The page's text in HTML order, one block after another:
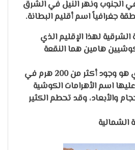
في الجنوب ونهر النيل في الشرق
جغرافياً اسم أقليم البطانة.
لهذا الإقليم الذي
هامين هما النقعة
أبرز ما يميز موقع مروي هو وجود أكثر من 200 هرم في
اسم الأهرامات الكوشية
والأبعاد، وقد تحطم الكثير
الشمالية